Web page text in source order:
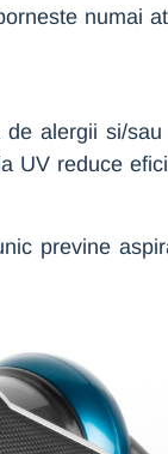
numai
alergii si/sau
UV reduce
previne